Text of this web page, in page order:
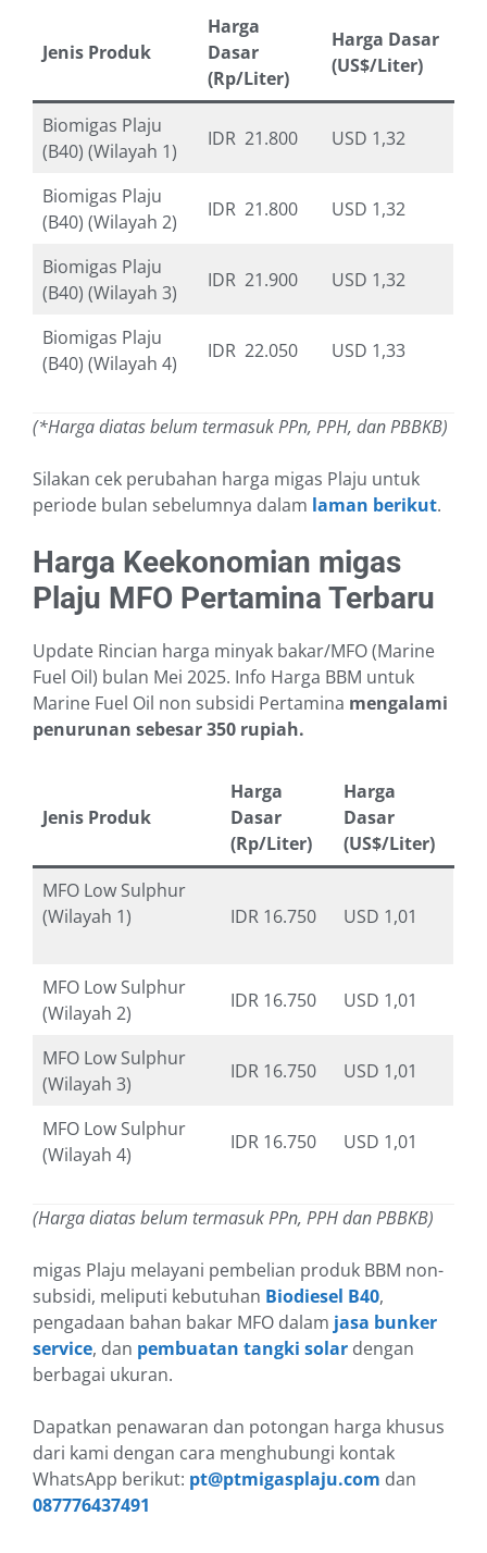
Jenis Produk
Harga
Dasar
(Rp/Liter)
Harga Dasar
(US$/Liter)
Biomigas Plaju
(B40) (Wilayah 1)
IDR 21.800 USD 1,32
Biomigas Plaju
(B40) (Wilayah 2)
IDR 21.800 USD 1,32
Biomigas Plaju
(B40) (Wilayah 3)
IDR 21.900 USD 1,32
Biomigas Plaju
(B40) (Wilayah 4)
IDR 22.050 USD 1,33
(*Harga diatas belum termasuk PPn, PPH, dan PBBKB)
Silakan cek perubahan harga migas Plaju untuk
periode bulan sebelumnya dalam laman berikut.
Harga Keekonomian migas
Plaju MFO Pertamina Terbaru
Update Rincian harga minyak bakar/MFO (Marine
Fuel Oil) bulan Mei 2025. Info Harga BBM untuk
Marine Fuel Oil non subsidi Pertamina mengalami
penurunan sebesar 350 rupiah.
Jenis Produk
Harga
Dasar
(Rp/Liter)
Harga
Dasar
(US$/Liter)
MFO Low Sulphur
(Wilayah 1)
IDR 16.750 USD 1,01
MFO Low Sulphur
(Wilayah 2)
IDR 16.750 USD 1,01
MFO Low Sulphur
(Wilayah 3)
IDR 16.750 USD 1,01
MFO Low Sulphur
(Wilayah 4)
IDR 16.750 USD 1,01
(Harga diatas belum termasuk PPn, PPH dan PBBKB)
migas Plaju melayani pembelian produk BBM non-
subsidi, meliputi kebutuhan Biodiesel B40,
pengadaan bahan bakar MFO dalam jasa bunker
service, dan pembuatan tangki solar dengan
berbagai ukuran.
Dapatkan penawaran dan potongan harga khusus
dari kami dengan cara menghubungi kontak
WhatsApp berikut: pt@ptmigasplaju.com dan
087776437491